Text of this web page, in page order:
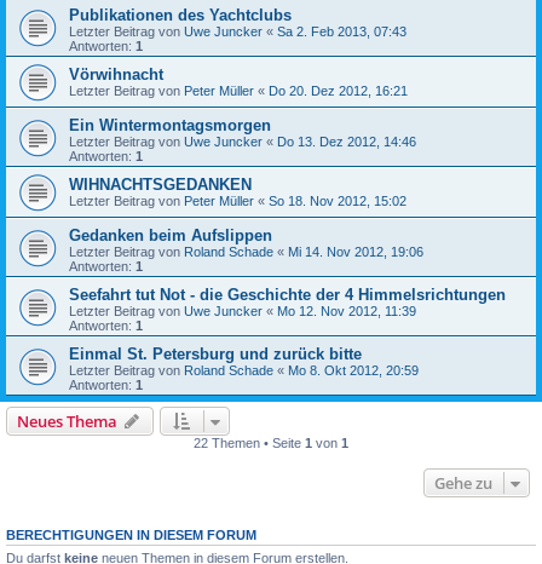
Publikationen des Yachtclubs
Letzter Beitrag von Uwe Juncker « Sa 2. Feb 2013, 07:43
Antworten: 1
Vörwihnacht
Letzter Beitrag von Peter Müller « Do 20. Dez 2012, 16:21
Ein Wintermontagsmorgen
Letzter Beitrag von Uwe Juncker « Do 13. Dez 2012, 14:46
Antworten: 1
WIHNACHTSGEDANKEN
Letzter Beitrag von Peter Müller « So 18. Nov 2012, 15:02
Gedanken beim Aufslippen
Letzter Beitrag von Roland Schade « Mi 14. Nov 2012, 19:06
Antworten: 1
Seefahrt tut Not - die Geschichte der 4 Himmelsrichtungen
Letzter Beitrag von Uwe Juncker « Mo 12. Nov 2012, 11:39
Antworten: 1
Einmal St. Petersburg und zurück bitte
Letzter Beitrag von Roland Schade « Mo 8. Okt 2012, 20:59
Antworten: 1
Neues Thema
22 Themen • Seite 1 von 1
Gehe zu
BERECHTIGUNGEN IN DIESEM FORUM
Du darfst keine neuen Themen in diesem Forum erstellen.